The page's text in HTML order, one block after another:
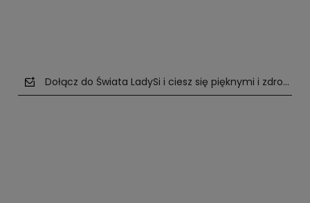
Dołącz do Świata LadySi i ciesz się pięknymi i